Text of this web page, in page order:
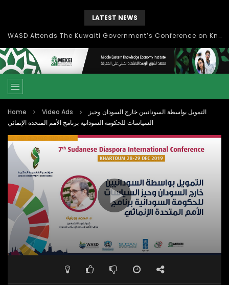
LATEST NEWS
Knowledge Management: concepts, process and technology
Home Video Ads
التمويل بواسطة السودانيين خارج السودان وحيز
السياسات للحكومة السودانية برنامج الأمم المتحدة الإنمائي